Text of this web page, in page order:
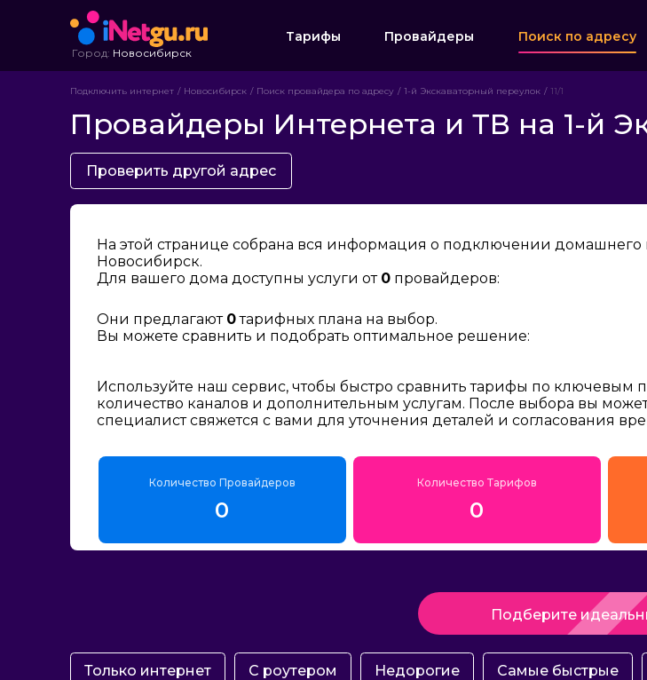
Город: Новосибирск
Тарифы Провайдеры Поиск по адресу
Подключить интернет Новосибирск Поиск провайдера по адресу 1-й Экскаваторный переулок 11/1
Провайдеры Интернета и ТВ на 1-й
Проверить другой адрес
На этой странице собрана вся информация о подключении домашнего
Новосибирск.
Для вашего дома доступны услуги от 0 провайдеров:
Они предлагают 0тарифных плана на выбор.
Вы можете сравнить и подобрать оптимальное решение:
Используйте наш сервис, чтобы быстро сравнить тарифы по
количество каналов и дополнительным услугам. После выбора вы
специалист свяжется с вами для уточнения деталей и согласования
Количество Провайдеров
0
Количество Тарифов
0
Подберите
Только интернет С роутером Недорогие Самые быстрые